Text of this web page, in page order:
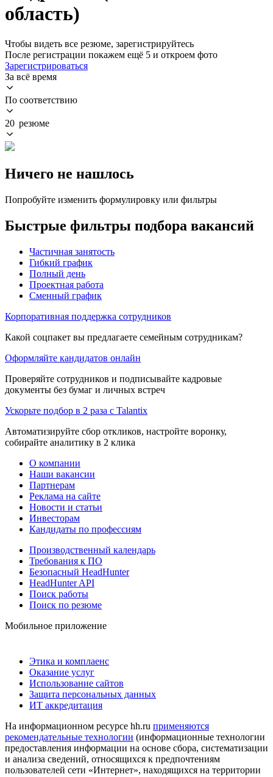
область)
Чтобы видеть все резюме, зарегистрируйтесь
После регистрации покажем ещё 5 и откроем фото
Зарегистрироваться
За всё время
По соответствию
20 резюме
Ничего не нашлось
Попробуйте изменить формулировку или фильтры
Быстрые фильтры подбора вакансий
Частичная занятость
Гибкий график
Полный день
Проектная работа
Сменный график
Корпоративная поддержка сотрудников
Какой соцпакет вы предлагаете семейным сотрудникам?
Оформляйте кандидатов онлайн
Проверяйте сотрудников и подписывайте кадровые
документы без бумаг и личных встреч
Ускорьте подбор в 2 раза с Talantix
Автоматизируйте сбор откликов, настройте воронку,
собирайте аналитику в 2 клика
О компании
Наши вакансии
Партнерам
Реклама на сайте
Новости и статьи
Инвесторам
Кандидаты по профессиям
Производственный календарь
Требования к ПО
Безопасный HeadHunter
HeadHunter API
Поиск работы
Поиск по резюме
Мобильное приложение
Этика и комплаенс
Оказание услуг
Использование сайтов
Защита персональных данных
ИТ аккредитация
На информационном ресурсе hh.ru применяются
рекомендательные технологии (информационные технологии
предоставления информации на основе сбора, систематизации
и анализа сведений, относящихся к предпочтениям
пользователей сети «Интернет», находящихся на территории